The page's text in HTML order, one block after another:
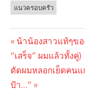
แนวครอบครัว
Post
navigation
Previous
Post:
น้าน้องสาวแท้ๆข
“เสร็จ” ผมแล้วทั้งคู่)
Next
Post:
ตัดผมหลอกเย็ดคนแ
ป้า…”